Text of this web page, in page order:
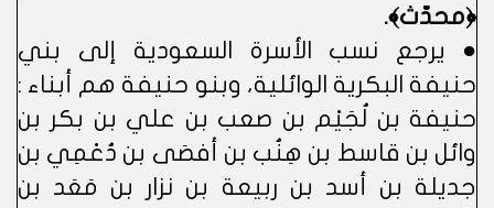
﴿محدّث﴾.
● يرجع نسب الأسرة السعودية إلى بني
حنيفة البكرية الوائلية، وبنو حنيفة هم أبناء :
حنيفة بن لُجَيْم بن صعب بن علي بن بكر بن
وائل بن قاسط بن هِنُب بن أفصَى بن دُعْمِي بن
جديلة بن أسد بن ربيعة بن نزار بن مَعَد بن